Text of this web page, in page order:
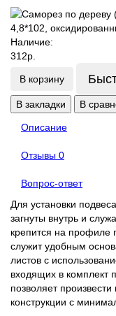
Наличие:
312р.
В корзину
В закладки В
Описание
Отзывы 0
Вопрос-ответ
Для установки
загнуты внутрь и
крепится на
служит удобным
листов с
входящих в комплект
позволяет
конструкции с